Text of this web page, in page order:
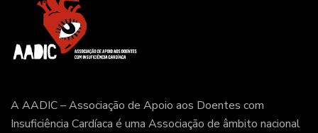
A AADIC – Associação de Apoio aos Doentes com
Insuficiência Cardíaca é uma Associação de âmbito nacional